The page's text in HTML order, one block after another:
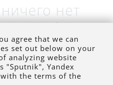
нет
время)
agree that we can
set out below on your
analyzing website
"Sputnik", Yandex
the terms of the